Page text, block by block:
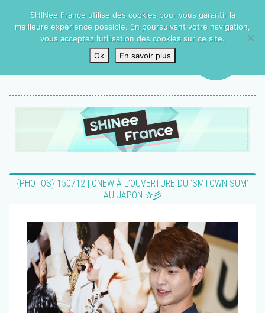
{PHOTOS} 150712 | ONEW À L’OUVERTURE DU ‘SMTOWN SUM’
AU JAPON ✰彡
SHINee France utilise des cookies pour vous garantir la
meilleure expérience possible. En poursuivant votre navigation,
vous acceptez l’utilisation des cookies sur ce site.
Ok
En savoir plus